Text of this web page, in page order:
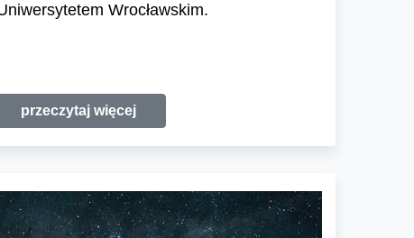
Wrocławskim.
przeczytaj więcej